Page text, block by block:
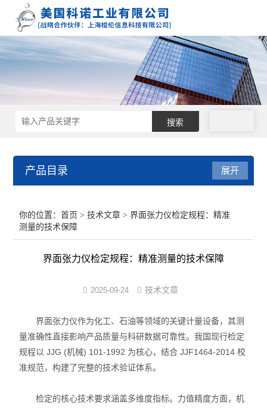
产品目录
表面张力仪
界面张力仪
界面弹性系数仪
表面清洁度分析仪
位移及其控制系统
光谱色谱分析仪器
展开
你的位置：首页 >技术文章 > 界面张力仪检定规程：精准
测量的技术保障
界面张力仪检定规程：精准测量的技术保障
2025-09-24 技术文章
界面张力仪作为化工、石油等领域的关键计量设备，其测
量准确性直接影响产品质量与科研数据可靠性。我国现行检定
规程以 JJG (机械) 101-1992 为核心，结合 JJF1464-2014 校
准规范，构建了完整的技术验证体系。​
检定的核心技术要求涵盖多维度指标。力值精度方面，机